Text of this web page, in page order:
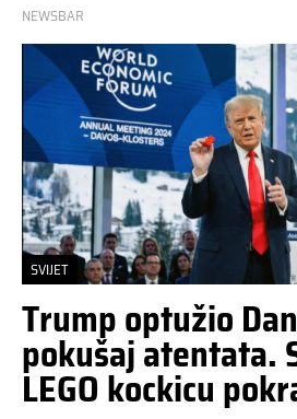
NEWSBAR
SVIJET
Trump optužio
pokušaj atentata.
LEGO kockicu